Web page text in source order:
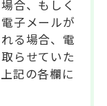
合、もしく
子メールが
る場合、電
らせていた
記の各欄に